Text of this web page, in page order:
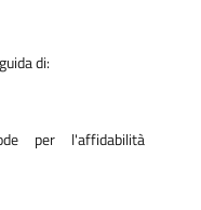
di:
per l'affidabilità